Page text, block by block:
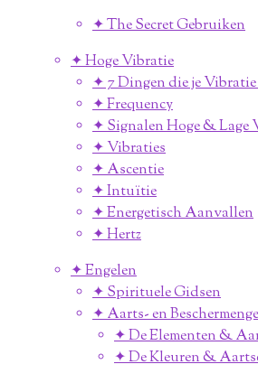
✦ The Secret Gebruiken
✦ Hoge Vibratie
✦ 7 Dingen die je
✦ Frequency
✦ Signalen Hoge & Lage
✦ Vibraties
✦ Ascentie
✦ Intuïtie
✦ Energetisch Aanvallen
✦ Hertz
✦ Engelen
✦ Spirituele Gidsen
✦ Aarts- en
✦ De Elementen &
✦ De Kleuren &